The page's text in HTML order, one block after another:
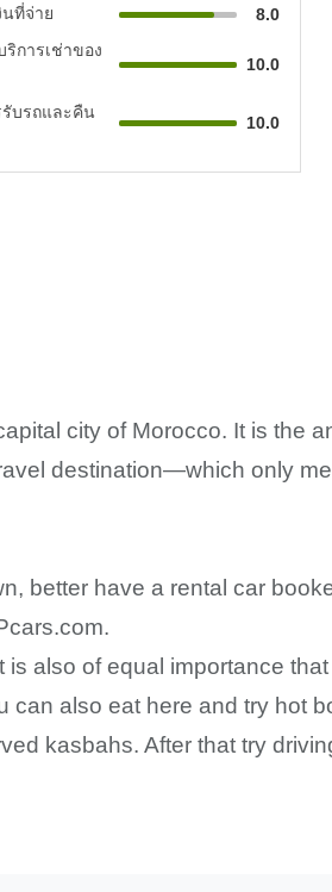
ที่จ่าย
8.0
การเช่าของ
10.0
รับรถและคืน
10.0
city of Morocco. It is the
destination—which only
better have a rental car
also of equal importance
also eat here and try hot
kasbahs. After that try